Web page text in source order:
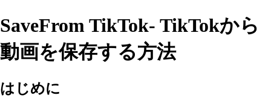
SaveFrom TikTok- TikTokから
動画を保存する方法
はじめに